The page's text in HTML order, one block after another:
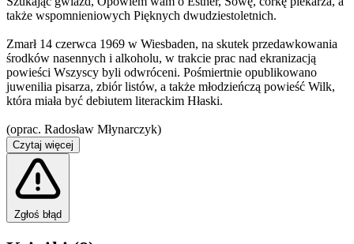
także wspomnieniowych Pięknych dwudziestoletnich.
Zmarł 14 czerwca 1969 w Wiesbaden, na skutek przedawkowania
środków nasennych i alkoholu, w trakcie prac nad ekranizacją
powieści Wszyscy byli odwróceni. Pośmiertnie opublikowano
juwenilia pisarza, zbiór listów, a także młodzieńczą powieść Wilk,
która miała być debiutem literackim Hłaski.
(oprac. Radosław Młynarczyk)
Czytaj więcej
Zgłoś błąd